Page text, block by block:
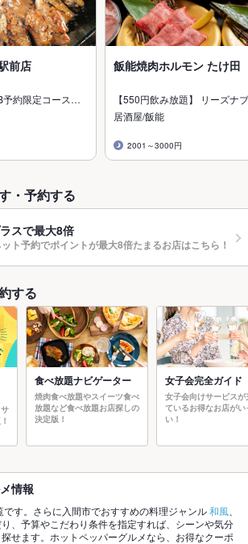
前店
約限定コース…
飯能焼肉ホルモン たけ田
【550円飲み放題】 リーズナ
居酒屋/飯能
2001～3000円
・予約する
スで最大8倍
ト予約でポイントが最大8倍たまるお店はこちら！
する
食べ放題ナビゲーター
焼肉食べ放題やスイーツ食べ
放題など食べ放題お店探しの
決定版！
女子会完全ガイド
女子会向けサービスが
ているお得なお店がい
い！
情報
です。さらに入間市でおすすめの料理ジャンル和風
、予算やこだわり条件を指定すれば、シーンや気分
せます。ホットペッパーグルメなら、お得なクーポ